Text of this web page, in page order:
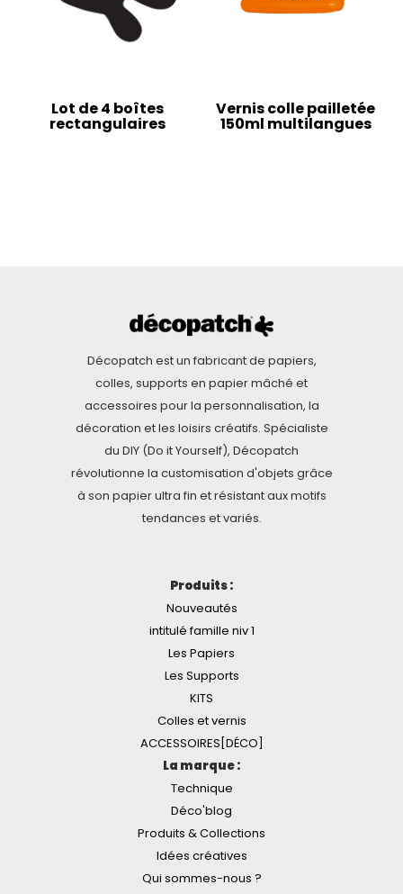
Lot de 4 boîtes
rectangulaires
Vernis colle pailletée
150ml multilangues
Décopatch est un fabricant de papiers,
colles, supports en papier mâché et
accessoires pour la personnalisation, la
décoration et les loisirs créatifs. Spécialiste
du DIY (Do it Yourself), Décopatch
révolutionne la customisation d'objets grâce
à son papier ultra fin et résistant aux motifs
tendances et variés.
Produits :
Nouveautés
intitulé famille niv 1
Les Papiers
Les Supports
KITS
Colles et vernis
ACCESSOIRES[DÉCO]
La marque :
Technique
Déco'blog
Produits & Collections
Idées créatives
Qui sommes-nous ?